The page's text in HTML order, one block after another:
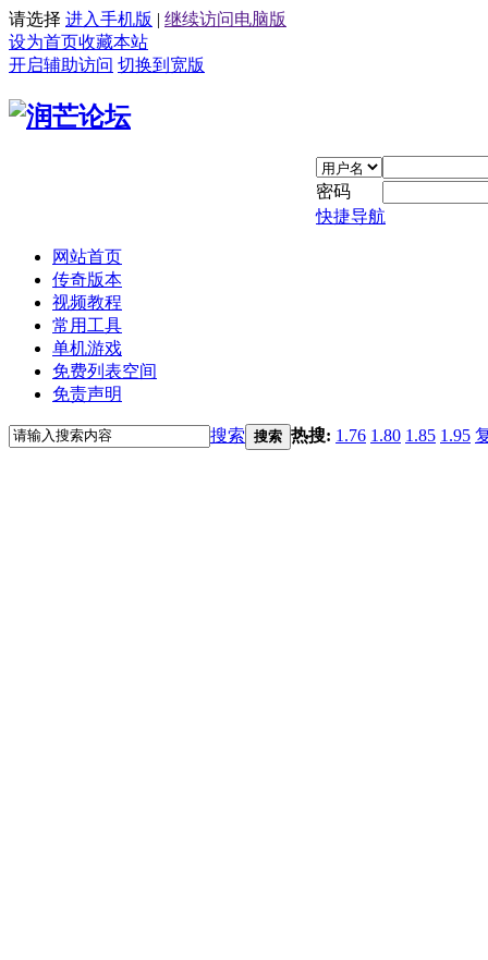
请选择 进入手机版 | 继续访问电脑版
设为首页收藏本站
开启辅助访问 切换到宽版
密码
快捷导航
网站首页
传奇版本
视频教程
常用工具
单机游戏
免费列表空间
免责声明
搜索 搜索 热搜: 1.76 1.80 1.85 1.95